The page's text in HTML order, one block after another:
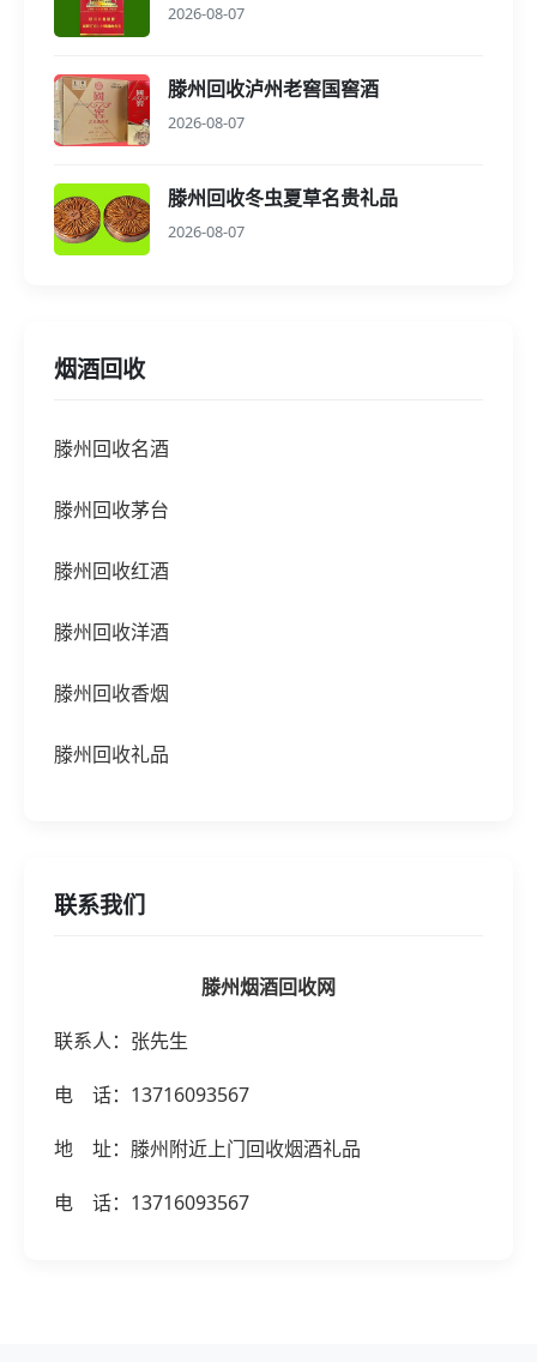
2026-08-07
滕州回收泸州老窖国窖酒
2026-08-07
滕州回收冬虫夏草名贵礼品
2026-08-07
烟酒回收
滕州回收名酒
滕州回收茅台
滕州回收红酒
滕州回收洋酒
滕州回收香烟
滕州回收礼品
联系我们
滕州烟酒回收网
联系人：张先生
电 话：13716093567
地 址：滕州附近上门回收烟酒礼品
电 话：13716093567